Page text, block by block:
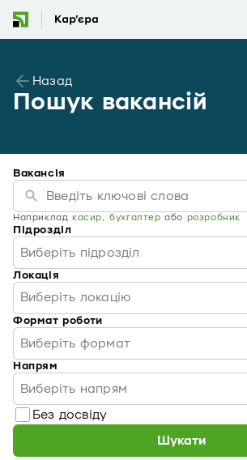
Назад
Пошук вакансій
Вакансія
Наприклад касир,бухгалтер або розробник
Підрозділ
Виберіть підрозділ
Локація
Виберіть локацію
Формат роботи
Виберіть формат
Напрям
Виберіть напрям
Без досвіду
Шукати